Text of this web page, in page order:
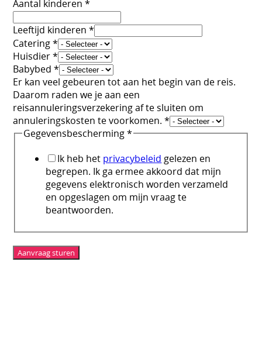
Aantal kinderen*
Leeftijd kinderen*
Catering*
Huisdier*
Babybed*
Er kan veel gebeuren tot aan het begin van de reis.
Daarom raden we je aan een
reisannuleringsverzekering af te sluiten om
annuleringskosten te voorkomen.*
Gegevensbescherming*
Ik heb het privacybeleid gelezen en
begrepen. Ik ga ermee akkoord dat mijn
gegevens elektronisch worden verzameld
en opgeslagen om mijn vraag te
beantwoorden.
Aanvraag sturen